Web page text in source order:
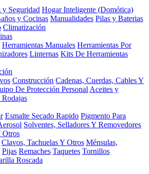
y Seguridad Hogar Inteligente (Domótica)
y Cocinas Manualidades Pilas y Baterias
Climatización
Herramientas Manuales Herramientas Por
Linternas Kits De Herramientas
Construcción Cadenas, Cuerdas, Cables Y
De Protección Personal Aceites y
Rodajas
Esmalte Secado Rapido Pigmento Para
Solventes, Selladores Y Removedores
Otros
Clavos, Tachuelas Y Otros Ménsulas,
Pijas Remaches Taquetes Tornillos
Roscada